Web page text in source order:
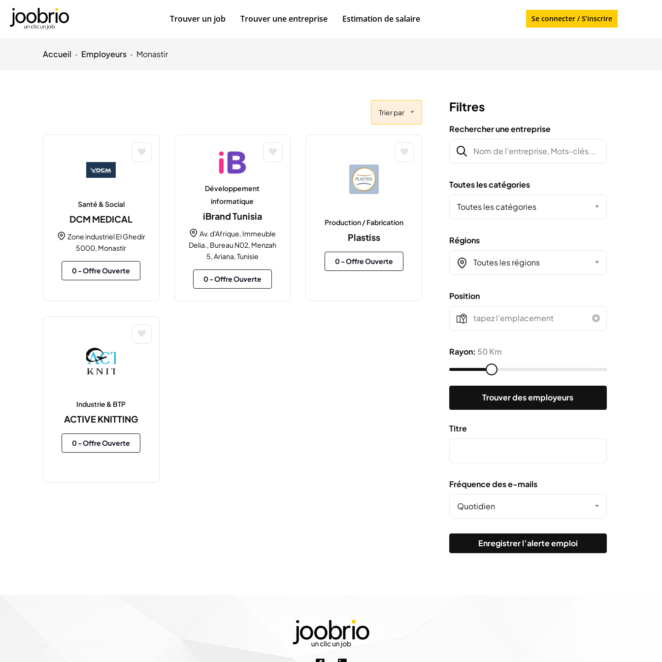
Trouver un job Trouver une entreprise Estimation de salaire Se connecter / S’inscrire
Accueil Employeurs Monastir
Trier par
Santé & Social
DCM MEDICAL
Zone industriel El Ghedir
5000, Monastir
0- Offre Ouverte
Développement
informatique
iBrand Tunisia
Av. d'Afrique, Immeuble
Delia., Bureau N02, Menzah
5, Ariana, Tunisie
0- Offre Ouverte
Production / Fabrication
Plastiss
0- Offre Ouverte
Industrie & BTP
ACTIVE KNITTING
0- Offre Ouverte
Filtres
Rechercher une entreprise
Toutes les catégories
Toutes les catégories
Régions
Toutes les régions
Position
Rayon: 50 Km
Trouver des employeurs
Titre
Fréquence des e-mails
Quotidien
Enregistrer l’alerte emploi